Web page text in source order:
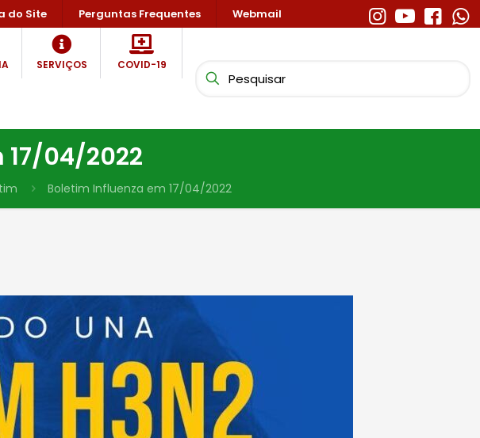
do Site Perguntas Frequentes Webmail
SERVIÇOS COVID-19
04/2022
Boletim Influenza em 17/04/2022